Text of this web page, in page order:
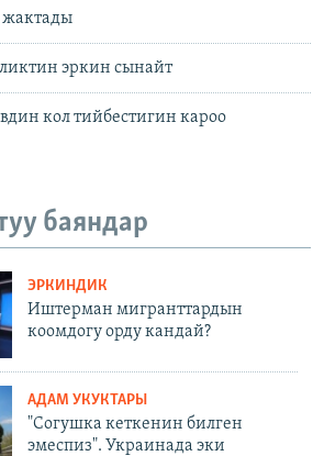
жактады
эркин сынайт
кол тийбестигин кароо
баяндар
ЭРКИНДИК
Иштерман мигранттардын
коомдогу орду кандай?
АДАМ УКУКТАРЫ
"Согушка кеткенин билген
эмеспиз". Украинада эки